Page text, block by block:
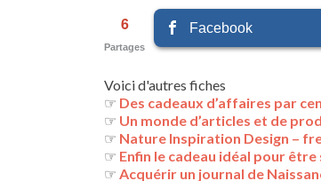
6
Partages
Facebook
Voici d'autres fiches
☞ Des cadeaux d’affaires par
☞ Un monde d’articles et de
☞ Nature Inspiration Design –
☞ Enfin le cadeau idéal pour
☞ Acquérir un journal de